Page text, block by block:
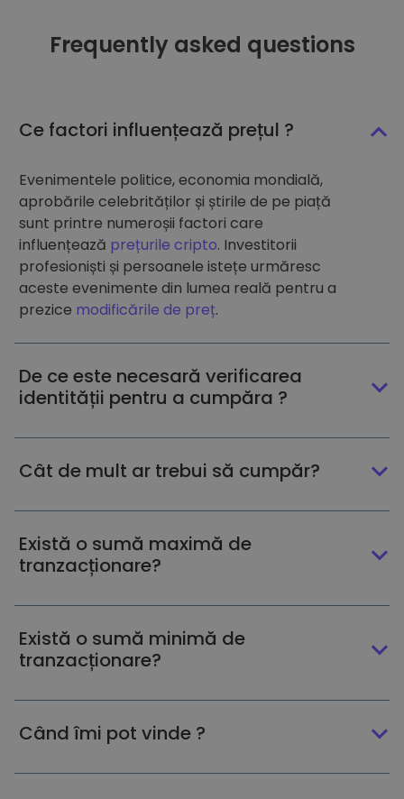
Frequently asked questions
Ce factori influențează prețul ?
Evenimentele politice, economia mondială,
aprobările celebrităților și știrile de pe piață
sunt printre numeroșii factori care
influențează prețurile cripto. Investitorii
profesioniști și persoanele istețe urmăresc
aceste evenimente din lumea reală pentru a
prezice modificările de preț.
De ce este necesară verificarea
identității pentru a cumpăra ?
Cât de mult ar trebui să cumpăr?
Există o sumă maximă de
tranzacționare?
Există o sumă minimă de
tranzacționare?
Când îmi pot vinde ?